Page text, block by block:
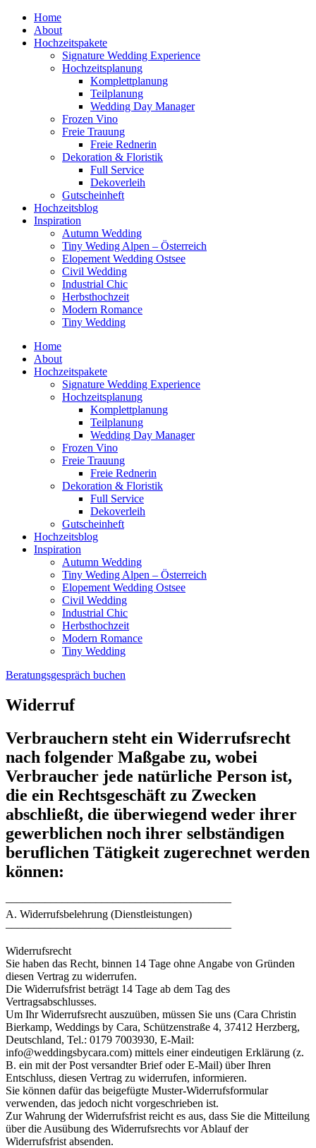
Zum
Inhalt
springen
Home
About
Hochzeitspakete
Signature Wedding Experience
Hochzeitsplanung
Komplettplanung
Teilplanung
Wedding Day Manager
Frozen Vino
Freie Trauung
Freie Rednerin
Dekoration & Floristik
Full Service
Dekoverleih
Gutscheinheft
Hochzeitsblog
Inspiration
Autumn Wedding
Tiny Weding Alpen – Österreich
Elopement Wedding Ostsee
Civil Wedding
Industrial Chic
Herbsthochzeit
Modern Romance
Tiny Wedding
Home
About
Hochzeitspakete
Signature Wedding Experience
Hochzeitsplanung
Komplettplanung
Teilplanung
Wedding Day Manager
Frozen Vino
Freie Trauung
Freie Rednerin
Dekoration & Floristik
Full Service
Dekoverleih
Gutscheinheft
Hochzeitsblog
Inspiration
Autumn Wedding
Tiny Weding Alpen – Österreich
Elopement Wedding Ostsee
Civil Wedding
Industrial Chic
Herbsthochzeit
Modern Romance
Tiny Wedding
Beratungsgespräch buchen
Widerruf
Verbrauchern steht ein Widerrufsrecht
nach folgender Maßgabe zu, wobei
Verbraucher jede natürliche Person ist,
die ein Rechtsgeschäft zu Zwecken
abschließt, die überwiegend weder ihrer
gewerblichen noch ihrer selbständigen
beruflichen Tätigkeit zugerechnet werden
können:
––––––––––––––––––––––––––––––––––––––––
A. Widerrufsbelehrung (Dienstleistungen)
––––––––––––––––––––––––––––––––––––––––
Widerrufsrecht
Sie haben das Recht, binnen 14 Tage ohne Angabe von Gründen
diesen Vertrag zu widerrufen.
Die Widerrufsfrist beträgt 14 Tage ab dem Tag des
Vertragsabschlusses.
Um Ihr Widerrufsrecht auszuüben, müssen Sie uns (Cara Christin
Bierkamp, Weddings by Cara, Schützenstraße 4, 37412 Herzberg,
Deutschland, Tel.: 0179 7003930, E-Mail:
info@weddingsbycara.com) mittels einer eindeutigen Erklärung (z.
B. ein mit der Post versandter Brief oder E-Mail) über Ihren
Entschluss, diesen Vertrag zu widerrufen, informieren.
Sie können dafür das beigefügte Muster-Widerrufsformular
verwenden, das jedoch nicht vorgeschrieben ist.
Zur Wahrung der Widerrufsfrist reicht es aus, dass Sie die Mitteilung
über die Ausübung des Widerrufsrechts vor Ablauf der
Widerrufsfrist absenden.